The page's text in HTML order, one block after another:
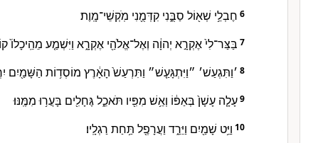
6 חֶבְלֵ֥י שְׁא֖וֹל סַבֻּ֑נִי קִדְּמֻ֖נִי מֹֽקְשֵׁי־מָֽוֶת׃
7 בַּצַּר־לִי֙ אֶקְרָ֣א יְהוָ֔ה וְאֶל־אֱלֹהַ֖י אֶקְרָ֑א וַיִּשְׁמַ֤ע מֵהֵֽיכָלוֹ֙
8 ׳וַתִּגְעַשׁ׳ ״וַיִּתְגָּעַ֤שׁ״ וַתִּרְעַשׁ֙ הָאָ֔רֶץ מוֹסְד֥וֹת הַשָּׁמַ֖יִם
9עָלָ֤ה עָשָׁן֙ בְּאַפּ֔וֹ וְאֵ֥שׁ מִפִּ֖יו תֹּאכֵ֑ל גֶּחָלִ֖ים בָּעֲר֥וּ מִמֶּֽנּוּ׃
10 וַיֵּ֥ט שָׁמַ֖יִם וַיֵּרַ֑ד וַעֲרָפֶ֖ל תַּ֥חַת רַגְלָֽיו׃